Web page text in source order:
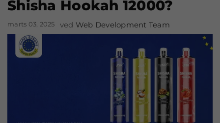
Shisha Hookah 12000?
marts 03, 2025 ved Web Development Team